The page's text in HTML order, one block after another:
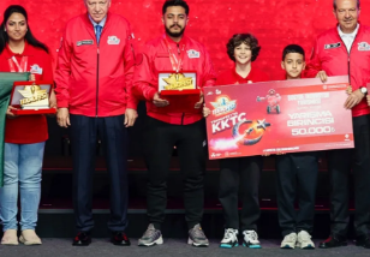
Haber Arşivi